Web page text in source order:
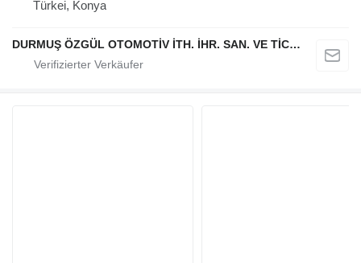
Türkei, Konya
DURMUŞ ÖZGÜL OTOMOTİV İTH. İHR. SAN. VE TİC. A.Ş